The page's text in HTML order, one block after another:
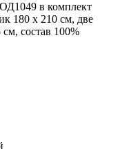
в комплект
180 х 210 см, две
состав 100%